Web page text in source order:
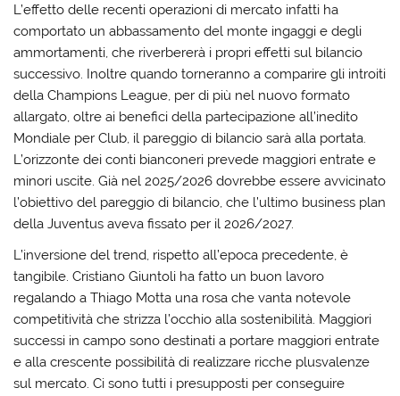
L’effetto delle recenti operazioni di mercato infatti ha
comportato un abbassamento del monte ingaggi e degli
ammortamenti, che riverbererà i propri effetti sul bilancio
successivo. Inoltre quando torneranno a comparire gli introiti
della Champions League, per di più nel nuovo formato
allargato, oltre ai benefici della partecipazione all’inedito
Mondiale per Club, il pareggio di bilancio sarà alla portata.
L’orizzonte dei conti bianconeri prevede maggiori entrate e
minori uscite. Già nel 2025/2026 dovrebbe essere avvicinato
l’obiettivo del pareggio di bilancio, che l’ultimo business plan
della Juventus aveva fissato per il 2026/2027.
L’inversione del trend, rispetto all’epoca precedente, è
tangibile. Cristiano Giuntoli ha fatto un buon lavoro
regalando a Thiago Motta una rosa che vanta notevole
competitività che strizza l’occhio alla sostenibilità. Maggiori
successi in campo sono destinati a portare maggiori entrate
e alla crescente possibilità di realizzare ricche plusvalenze
sul mercato. Ci sono tutti i presupposti per conseguire